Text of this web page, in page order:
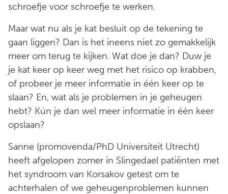
schroefje voor schroefje te werken.
Maar wat nu als je kat besluit op de tekening te
gaan liggen? Dan is het ineens niet zo gemakkelijk
meer om terug te kijken. Wat doe je dan? Duw je
je kat keer op keer weg met het risico op krabben,
of probeer je meer informatie in één keer op te
slaan? En, wat als je problemen in je geheugen
hebt? Kún je dan wel meer informatie in één keer
opslaan?
Sanne (promovenda/PhD Universiteit Utrecht)
heeft afgelopen zomer in Slingedael patiënten met
het syndroom van Korsakov getest om te
achterhalen of we geheugenproblemen kunnen